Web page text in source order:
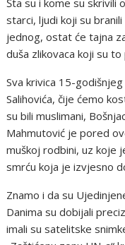
Šta su i kome su skrivili
starci, ljudi koji su
jednog, ostat će tajna
duša zlikovaca koji su to
Sva krivica 15-
Salihovića, čije ćemo
su bili muslimani,
Mahmutović je pored
muškoj rodbini, uz koje
smrću koja je izvjesno
Znamo i da su
Danima su dobijali
imali su satelitske